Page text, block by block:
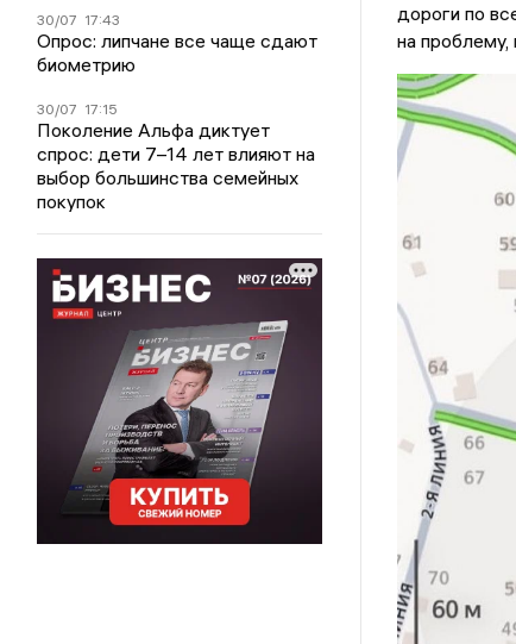
30/07 17:43
Опрос: липчане все чаще сдают
биометрию
30/07 17:15
Поколение Альфа диктует
спрос: дети 7–14 лет влияют на
выбор большинства семейных
покупок
дороги по
на проблему,